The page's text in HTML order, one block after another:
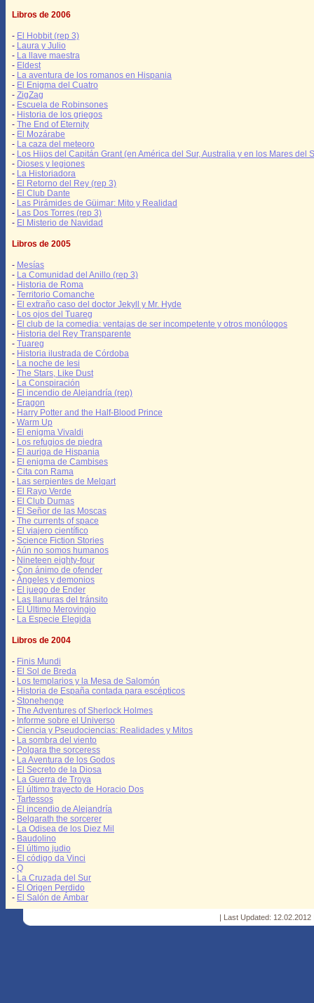
Libros de 2006
- El Hobbit (rep 3)
- Laura y Julio
- La llave maestra
- Eldest
- La aventura de los romanos en Hispania
- El Enigma del Cuatro
- ZigZag
- Escuela de Robinsones
- Historia de los griegos
- The End of Eternity
- El Mozárabe
- La caza del meteoro
- Los Hijos del Capitán Grant (en América del Sur, Australia y en los Mares del
- Dioses y legiones
- La Historiadora
- El Retorno del Rey (rep 3)
- El Club Dante
- Las Pirámides de Güimar: Mito y Realidad
- Las Dos Torres (rep 3)
- El Misterio de Navidad
Libros de 2005
- Mesías
- La Comunidad del Anillo (rep 3)
- Historia de Roma
- Territorio Comanche
- El extraño caso del doctor Jekyll y Mr. Hyde
- Los ojos del Tuareg
- El club de la comedia: ventajas de ser incompetente y otros monólogos
- Historia del Rey Transparente
- Tuareg
- Historia ilustrada de Córdoba
- La noche de Iesi
- The Stars, Like Dust
- La Conspiración
- El incendio de Alejandría (rep)
- Eragon
- Harry Potter and the Half-Blood Prince
- Warm Up
- El enigma Vivaldi
- Los refugios de piedra
- El auriga de Hispania
- El enigma de Cambises
- Cita con Rama
- Las serpientes de Melqart
- El Rayo Verde
- El Club Dumas
- El Señor de las Moscas
- The currents of space
- El viajero científico
- Science Fiction Stories
-Aún no somos humanos
- Nineteen eighty-four
- Con ánimo de ofender
- Ángeles y demonios
- El juego de Ender
- Las llanuras del tránsito
- El Último Merovingio
- La Especie Elegida
Libros de 2004
- Finis Mundi
- El Sol de Breda
- Los templarios y la Mesa de Salomón
- Historia de España contada para escépticos
- Stonehenge
- The Adventures of Sherlock Holmes
- Informe sobre el Universo
- Ciencia y Pseudociencias: Realidades y Mitos
- La sombra del viento
- Polgara the sorceress
- La Aventura de los Godos
- El Secreto de la Diosa
- La Guerra de Troya
- El último trayecto de Horacio Dos
- Tartessos
- El incendio de Alejandría
- Belgarath the sorcerer
- La Odisea de los Diez Mil
- Baudolino
- El último judio
- El código da Vinci
- Q
- La Cruzada del Sur
- El Origen Perdido
- El Salón de Ámbar
| Last Updated: